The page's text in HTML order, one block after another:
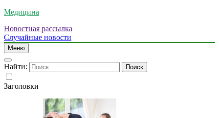
Медицина
Новостная рассылка
Случайные новости
Меню
Найти:
Заголовки